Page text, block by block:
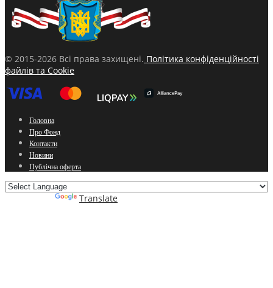
© 2015-2026 Всі права захищені. Політика конфіденційності
файлів та Cookie
Головна
Про Фонд
Контакти
Новини
Публічна оферта
Translate